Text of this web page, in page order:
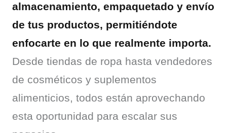
almacenamiento, empaquetado y envío
de tus productos, permitiéndote
enfocarte en lo que realmente importa.
Desde tiendas de ropa hasta vendedores
de cosméticos y suplementos
alimenticios, todos están aprovechando
esta oportunidad para escalar sus